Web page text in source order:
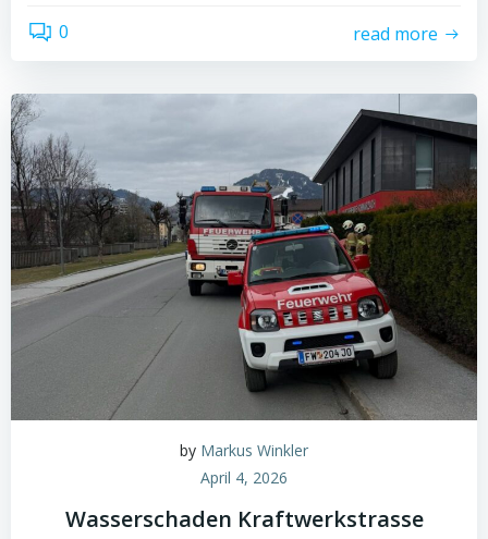
0 read more
by Markus Winkler
April 4, 2026
Wasserschaden Kraftwerkstrasse